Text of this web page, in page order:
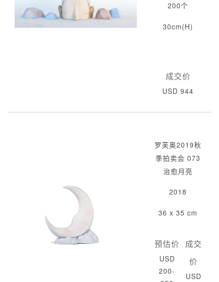
200个
30cm(H)
成交价
USD 944
罗芙奥2019秋
季拍卖会 073
治愈月亮
2018
36 x 35 cm
预估价
USD
200-
成交
价
USD